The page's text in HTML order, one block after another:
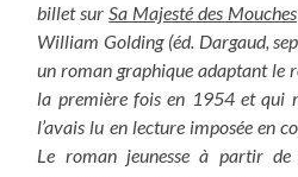
billet surSa Majesté des Mouches
William Golding (éd. Dargaud,
un roman graphique adaptant le
la première fois en 1954 et qui
l’avais lu en lecture imposée en
Le roman jeunesse à partir